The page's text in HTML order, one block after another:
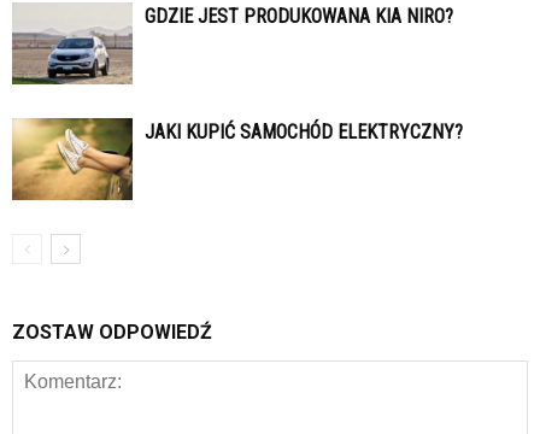
GDZIE JEST PRODUKOWANA KIA NIRO?
JAKI KUPIĆ SAMOCHÓD ELEKTRYCZNY?
ZOSTAW ODPOWIEDŹ